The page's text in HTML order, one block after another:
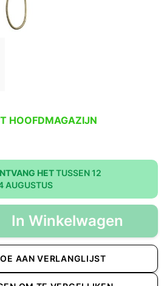
HOOFDMAGAZIJN
HETTUSSEN 12
AUGUSTUS
In Winkelwagen
AAN VERLANGLIJST